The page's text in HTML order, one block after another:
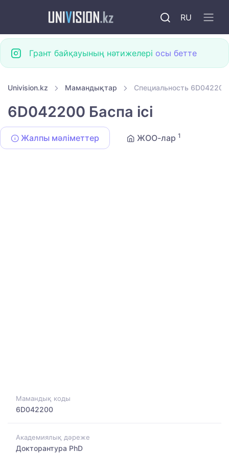
RU
Грант байқауының нәтижелері осы бетте
Univision.kz Мамандықтар Специальность 6D042200
6D042200 Баспа ісі
Жалпы мәліметтер ЖОО-лар 1
Мамандық коды
6D042200
Академиялық дәреже
Докторантура PhD